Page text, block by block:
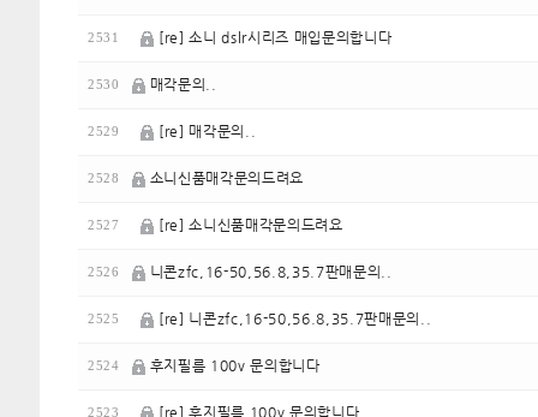
2531 [re] 소니 dslr시리즈 매입문의합니다
2530 매각문의..
2529 [re] 매각문의..
2528 소니신품매각문의드려요
2527 [re] 소니신품매각문의드려요
2526 니콘zfc,16-50,56.8,35.7판매문의..
2525 [re] 니콘zfc,16-50,56.8,35.7판매문의..
2524 후지필름 100v 문의합니다
2523 [re] 후지필름 100v 문의합니다